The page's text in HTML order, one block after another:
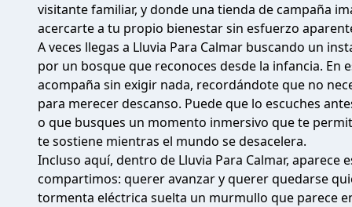
visitante familiar, y donde una tienda de campaña
acercarte a tu propio bienestar sin esfuerzo
A veces llegas a Lluvia Para Calmar buscando un
por un bosque que reconoces desde la infancia. En
acompaña sin exigir nada, recordándote que no
para merecer descanso. Puede que lo escuches
o que busques un momento inmersivo que te
te sostiene mientras el mundo se desacelera.
Incluso aquí, dentro de Lluvia Para Calmar,
compartimos: querer avanzar y querer quedarse
tormenta eléctrica suelta un murmullo que parece